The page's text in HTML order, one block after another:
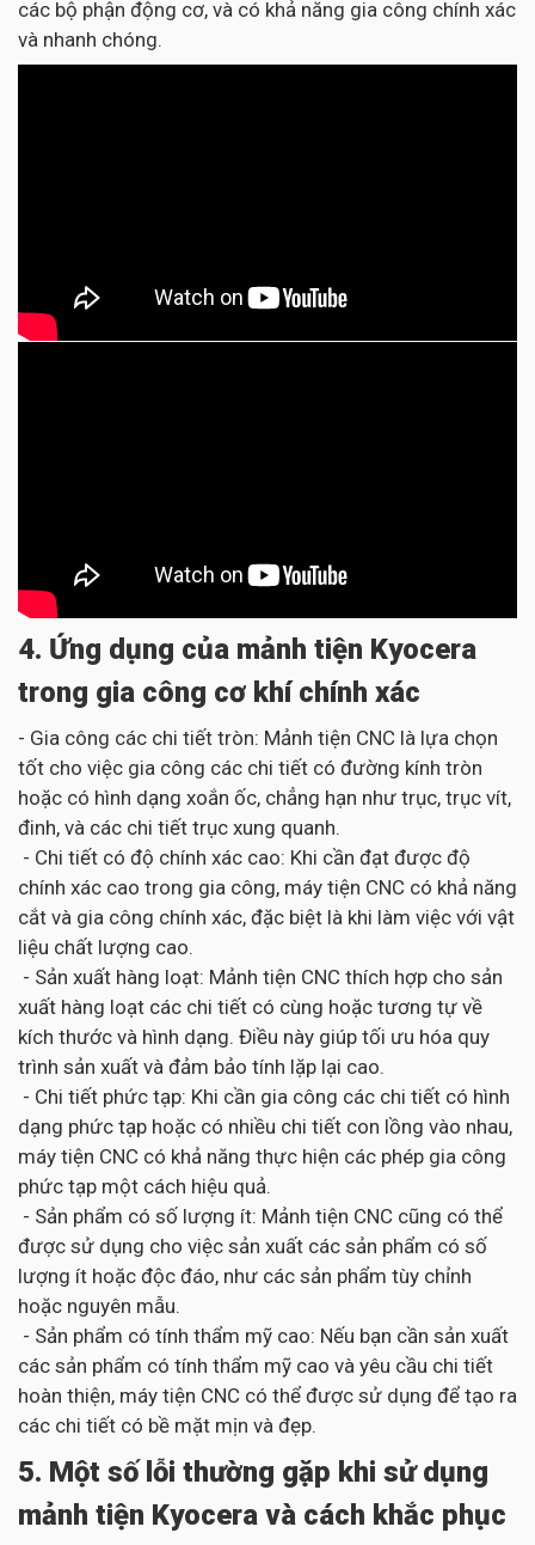
các bộ phận động cơ, và có khả năng gia công chính xác
và nhanh chóng.
4. Ứng dụng của mảnh tiện Kyocera
trong gia công cơ khí chính xác
- Gia công các chi tiết tròn: Mảnh tiện CNC là lựa chọn
tốt cho việc gia công các chi tiết có đường kính tròn
hoặc có hình dạng xoắn ốc, chẳng hạn như trục, trục vít,
đinh, và các chi tiết trục xung quanh.
- Chi tiết có độ chính xác cao: Khi cần đạt được độ
chính xác cao trong gia công, máy tiện CNC có khả năng
cắt và gia công chính xác, đặc biệt là khi làm việc với vật
liệu chất lượng cao.
- Sản xuất hàng loạt: Mảnh tiện CNC thích hợp cho sản
xuất hàng loạt các chi tiết có cùng hoặc tương tự về
kích thước và hình dạng. Điều này giúp tối ưu hóa quy
trình sản xuất và đảm bảo tính lặp lại cao.
- Chi tiết phức tạp: Khi cần gia công các chi tiết có hình
dạng phức tạp hoặc có nhiều chi tiết con lồng vào nhau,
máy tiện CNC có khả năng thực hiện các phép gia công
phức tạp một cách hiệu quả.
- Sản phẩm có số lượng ít: Mảnh tiện CNC cũng có thể
được sử dụng cho việc sản xuất các sản phẩm có số
lượng ít hoặc độc đáo, như các sản phẩm tùy chỉnh
hoặc nguyên mẫu.
- Sản phẩm có tính thẩm mỹ cao: Nếu bạn cần sản xuất
các sản phẩm có tính thẩm mỹ cao và yêu cầu chi tiết
hoàn thiện, máy tiện CNC có thể được sử dụng để tạo ra
các chi tiết có bề mặt mịn và đẹp.
5. Một số lỗi thường gặp khi sử dụng
mảnh tiện Kyocera và cách khắc phục